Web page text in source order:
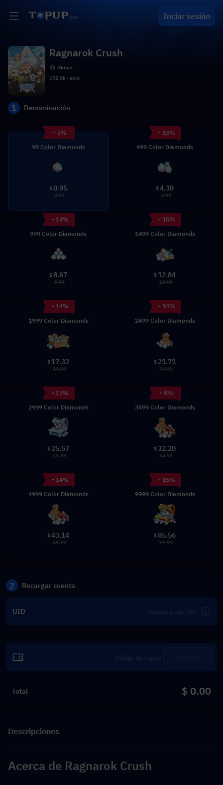
Inciar sesión
Ragnarok Crush
Global
192.0k+ sold
1 Denominación
- 5%
99 Color Diamonds
$0.95
0.99
- 13%
499 Color Diamonds
$4.38
4.99
- 14%
999 Color Diamonds
$ 8.67
9.99
- 15%
1499 Color Diamonds
$ 12.84
14.99
- 14%
1999 Color Diamonds
$ 17.32
19.99
- 14%
2499 Color Diamonds
$ 21.71
24.99
- 15%
2999 Color Diamonds
$ 25.57
29.99
- 8%
3499 Color Diamonds
$32.20
34.99
- 14%
4999 Color Diamonds
$43.14
49.99
- 15%
9999 Color Diamonds
$ 85.56
99.99
2 Recargar cuenta
UID
Total $ 0.00
Descripciones
Acerca de Ragnarok Crush